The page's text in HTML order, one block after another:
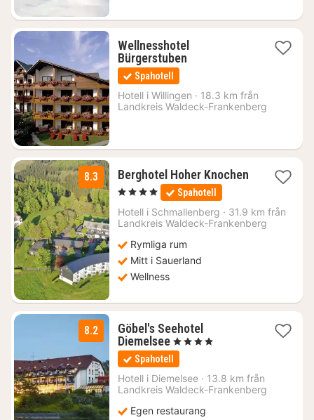
Wellnesshotel
Bürgerstuben2
1984
kr.
Spahotell
Hotell i Willingen · 18.3 km från
Landkreis Waldeck-Frankenberg
8.3
Berghotel Hoher Knochen
1
natt
från
1672
, 4 Stjärnor Spahotell
Hotell i Schmallenberg · 31.9 km från
Landkreis Waldeck-Frankenberg
Rymliga rum
Mitt i Sauerland
Wellness
8.2
Göbel's Seehotel
Diemelsee1
natt
från
1820
kr.
, 4 Stjärnor
Spahotell
Hotell i Diemelsee · 13.8 km från
Landkreis Waldeck-Frankenberg
Egen restaurang